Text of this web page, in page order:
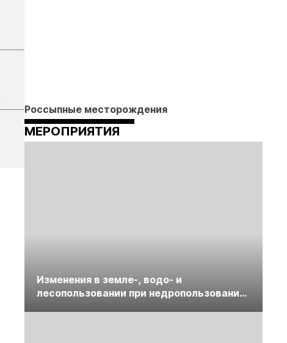
Россыпные месторождения
МЕРОПРИЯТИЯ
Изменения в земле-, водо- и
лесопользовании при недропользовании